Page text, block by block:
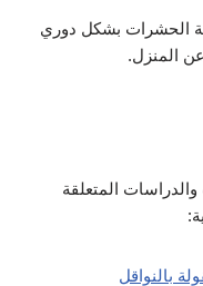
الحشرات بشكل دوري
المنزل.
المتعلقة
بالنواقل